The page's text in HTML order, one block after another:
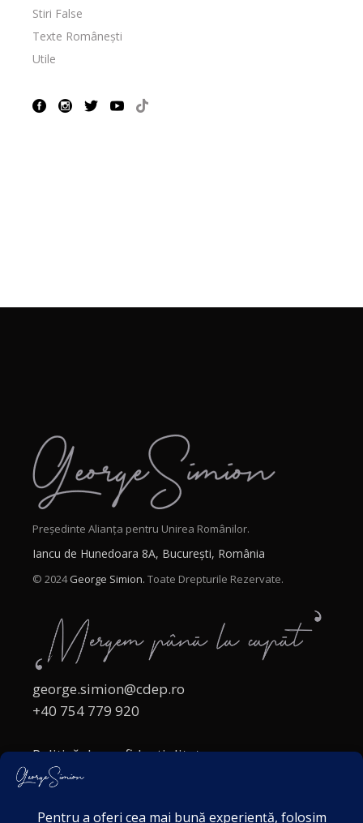
Stiri False
Texte Românești
Utile
Președinte Alianța pentru Unirea Românilor.
Iancu de Hunedoara 8A, București, România
© 2024George Simion. Toate Drepturile Rezervate.
george.simion@cdep.ro
+40 754 779 920
Politică de confidențialitate
Politica cookies